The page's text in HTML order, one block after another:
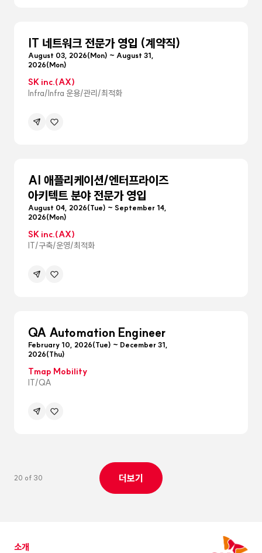
IT 네트워크 전문가 영입 (계약직)
August 03, 2026(Mon) ~ August 31,
2026(Mon)
SK inc.(AX)
Infra/Infra 운용/관리/최적화
공유하기관심공고등록
AI 애플리케이션/엔터프라이즈
아키텍트 분야 전문가 영입
August 04, 2026(Tue) ~ September 14,
2026(Mon)
SK inc.(AX)
IT/구축/운영/최적화
공유하기관심공고등록
QA Automation Engineer
February 10, 2026(Tue) ~ December 31,
2026(Thu)
Tmap Mobility
IT/QA
공유하기관심공고등록
20 of 30 더보기
소개